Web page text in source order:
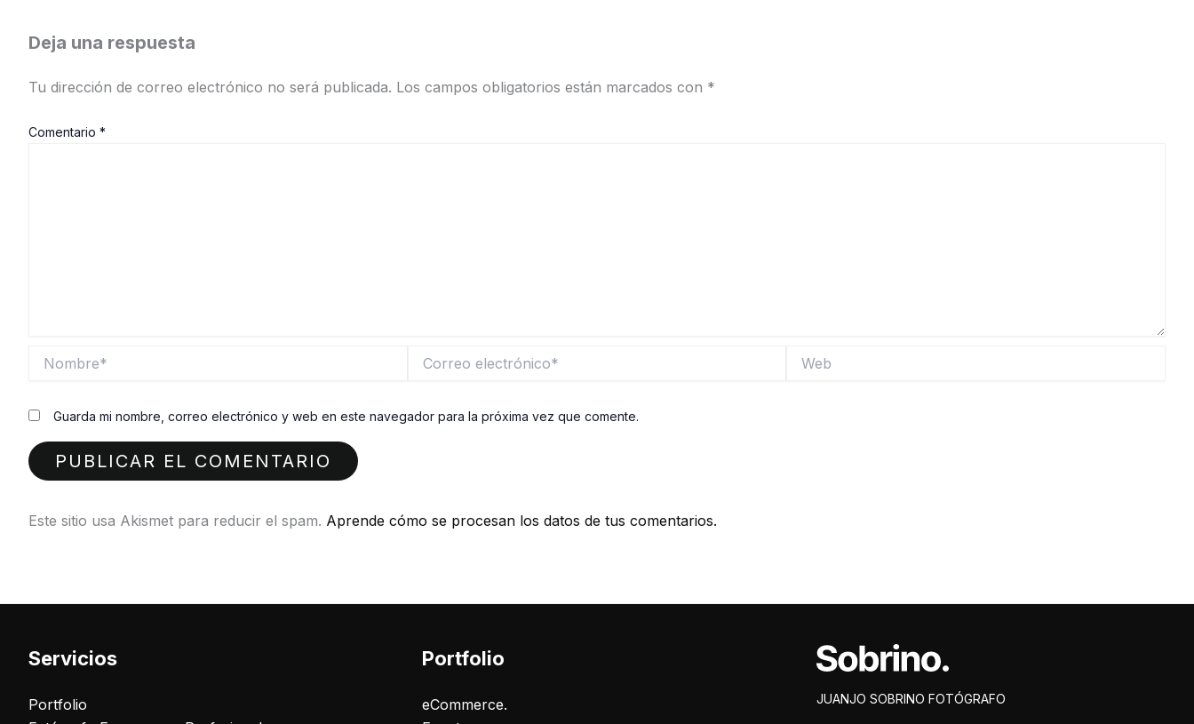
Deja una respuesta
Tu dirección de correo electrónico no será publicada. Los campos obligatorios están marcados con *
Comentario *
electrónico*
Guarda mi nombre, correo electrónico y web en este navegador para la próxima vez que comente.
Este sitio usa Akismet para reducir el spam. Aprende cómo se procesan los datos de tus comentarios.
Servicios
Portfolio
Portfolio
eCommerce.
JUANJO SOBRINO FOTÓGRAFO
Facebook
Instagram
X Pinterest